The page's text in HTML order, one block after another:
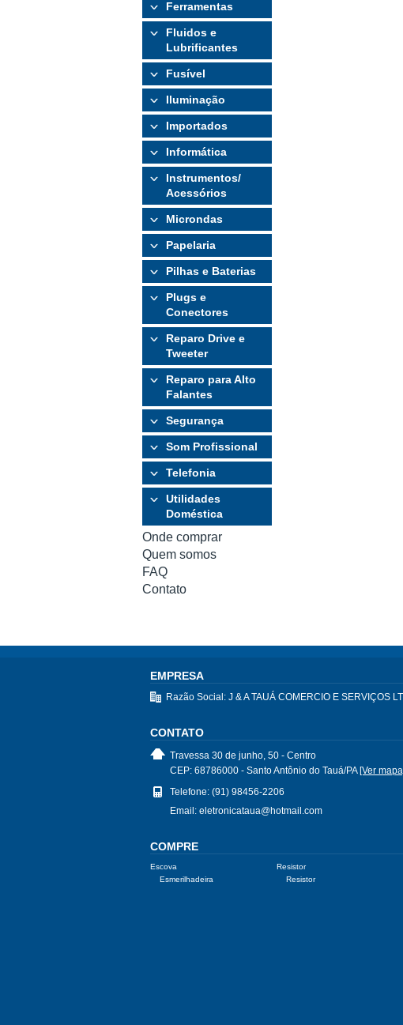
Ferramentas
Fluidos e
Lubrificantes
Fusível
Iluminação
Importados
Informática
Instrumentos/
Acessórios
Microndas
Papelaria
Pilhas e Baterias
Plugs e
Conectores
Reparo Drive e
Tweeter
Reparo para Alto
Falantes
Segurança
Som Profissional
Telefonia
Utilidades
Doméstica
Onde comprar
Quem somos
FAQ
Contato
EMPRESA
Razão Social: J & A TAUÁ COMERCIO E SERVIÇOS
CONTATO
Travessa 30 de junho, 50 - Centro
CEP: 68786000 - Santo Antônio do Tauá/PA [Ver
Telefone: (91) 98456-2206
Email: eletronicataua@hotmail.com
COMPRE
Escova
Esmerilhadeira
Resistor
Resistor